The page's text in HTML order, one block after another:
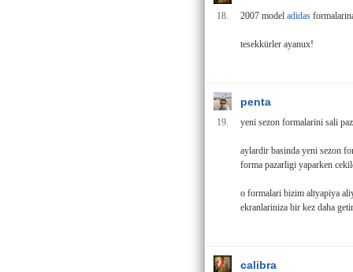
18. 2007 model adidas
tesekkürler ayanux!
penta
19. yeni sezon formalarini sali
aylardir basinda yeni sezon
forma pazarligi yaparken
o formalari bizim altyapiya
ekranlariniza bir kez daha
calibra